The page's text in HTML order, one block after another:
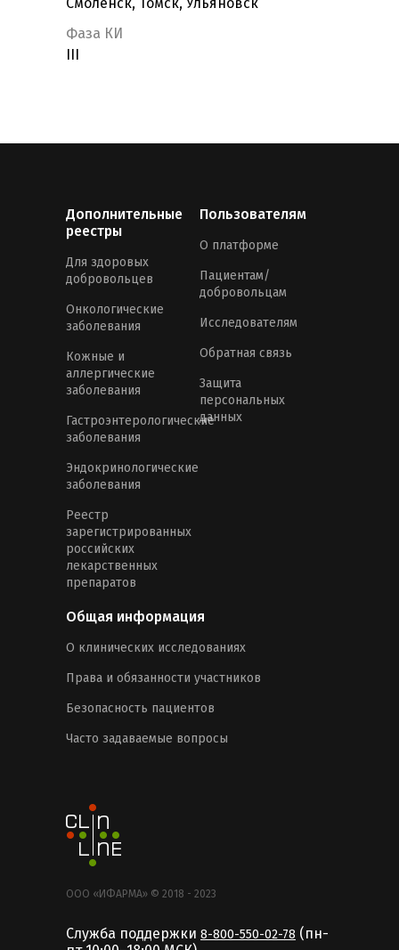
Смоленск, Томск, Ульяновск
Фаза КИ
Дополнительные
реестры
Для здоровых
добровольцев
Онкологические
заболевания
Кожные и
аллергические
заболевания
Гастроэнтерологические
заболевания
Эндокринологические
заболевания
Реестр
зарегистрированных
российских
лекарственных
препаратов
Пользователям
О платформе
Пациентам/
добровольцам
Исследователям
Обратная связь
Защита
персональных
данных
Общая информация
О клинических исследованиях
Права и обязанности участников
Безопасность пациентов
Часто задаваемые вопросы
ООО «ИФАРМА» © 2018 - 2023
Служба поддержки 8-800-550-02-78 (пн-